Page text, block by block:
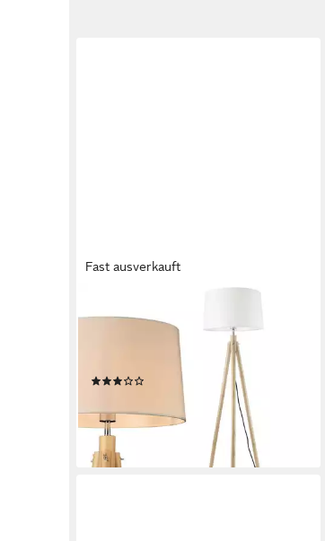
Fast ausverkauft
Stehlampe, ohne Leuchtmittel,
Stylische Stehleuchte »Tomar« mit
3-füßigem Holzgestell
100,99 €
-30%
lieferbar - in 4-5 Werktagen bei dir